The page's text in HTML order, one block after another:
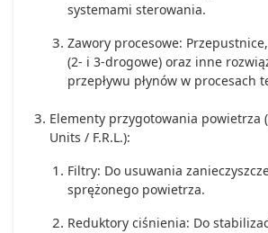
systemami sterowania.
Zawory procesowe:
(2- i 3-drogowe) oraz inne
przepływu płynów w procesach
Elementy przygotowania powietrza
Units / F.R.L.):
Filtry: Do usuwania
sprężonego powietrza.
Reduktory ciśnienia: Do